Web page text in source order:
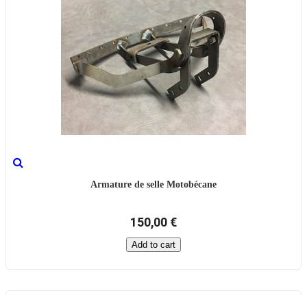
Armature de selle Motobécane
150,00 €
Add to cart